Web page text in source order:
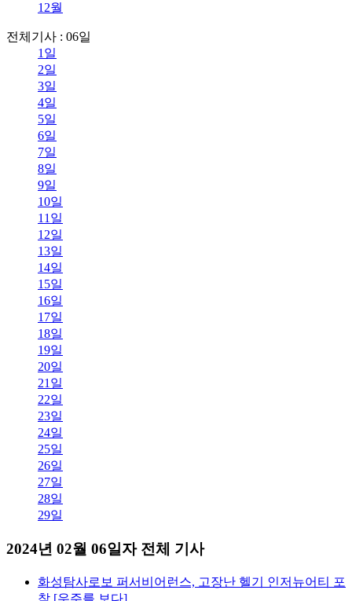
12월
전체기사 : 06일
1일
2일
3일
4일
5일
6일
7일
8일
9일
10일
11일
12일
13일
14일
15일
16일
17일
18일
19일
20일
21일
22일
23일
24일
25일
26일
27일
28일
29일
2024년 02월 06일자 전체 기사
화성탐사로보 퍼서비어런스, 고장난 헬기 인저뉴어티 포
착 [우주를 보다]